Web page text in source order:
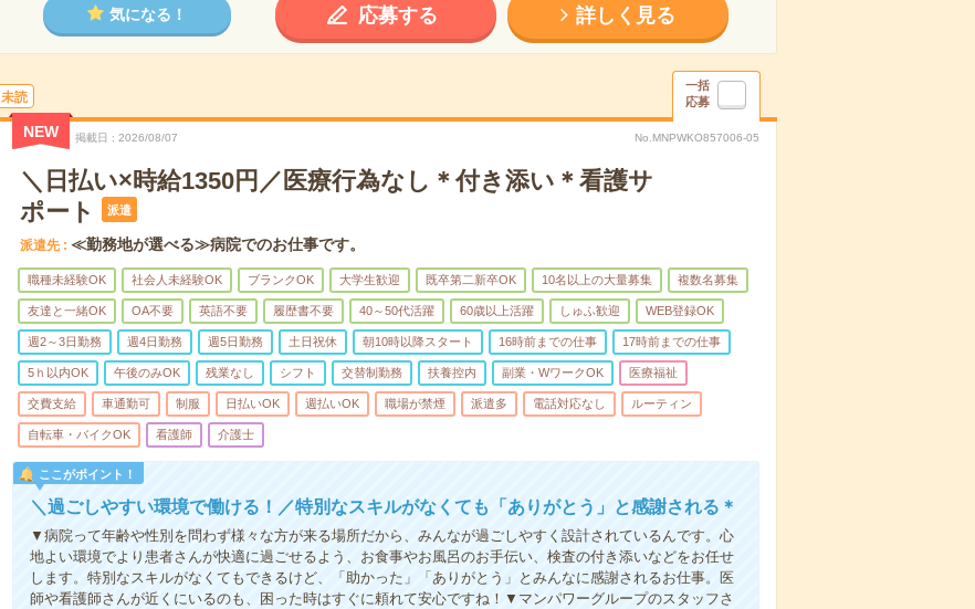
気になる！ 応募する 詳しく見る
未読
一括
応募
NEW 掲載日 2026/08/07 No.MNPWKO857006-05
＼日払い×時給1350円／医療行為なし＊付き添い＊看護サ
ポート
派遣
派遣先 ≪勤務地が選べる≫病院でのお仕事です。
職種未経験OK 社会人未経験OK ブランクOK 大学生歓迎 既卒第二新卒OK 10名以上の大量募集 複数名募集
友達と一緒OK OA不要 英語不要 履歴書不要 40～50代活躍 60歳以上活躍 しゅふ歓迎 WEB登録OK
週2～3日勤務 週4日勤務 週5日勤務 土日祝休 朝10時以降スタート 16時前までの仕事 17時前までの仕事
5ｈ以内OK 午後のみOK 残業なし シフト 交替制勤務 扶養控内 副業・WワークOK 医療福祉
交費支給 車通勤可 制服 日払いOK 週払いOK 職場が禁煙 派遣多 電話対応なし ルーティン
自転車・バイクOK 看護師 介護士
ここがポイント！
＼過ごしやすい環境で働ける！／特別なスキルがなくても「ありがとう」と感謝される＊
▼病院って年齢や性別を問わず様々な方が来る場所だから、みんなが過ごしやすく設計されているんです。心
地よい環境でより患者さんが快適に過ごせるよう、お食事やお風呂のお手伝い、検査の付き添いなどをお任せ
します。特別なスキルがなくてもできるけど、「助かった」「ありがとう」とみんなに感謝されるお仕事。医
師や看護師さんが近くにいるのも、困った時はすぐに頼れて安心ですね！▼マンパワーグループのスタッフさ